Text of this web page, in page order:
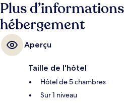
Plus
hébergement
Aperçu
Taille de l'hôtel
Hôtel de 5 chambres
Sur 1 niveau